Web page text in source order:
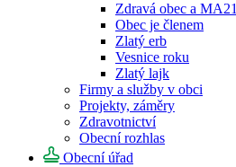
Zdravá obec a MA21
Obec je členem
Zlatý erb
Vesnice roku
Zlatý lajk
Firmy a služby v obci
Projekty, záměry
Zdravotnictví
Obecní rozhlas
Obecní úřad